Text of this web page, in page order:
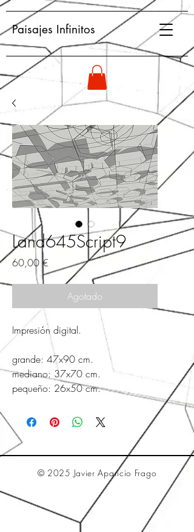
Paisajes Infinitos
Land645Script9
60,00 € Precio
Agotado
Impresión digital.
grande: 47x90 cm.
mediano: 37x70 cm.
pequeño: 26x50 cm.
© 2025 Javier Aparicio Frago